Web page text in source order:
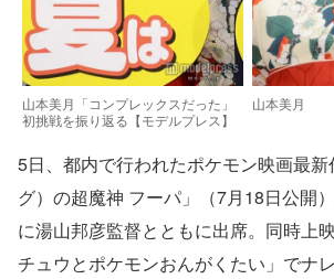
山本美月「コンプレックスだった」
初挑戦を振り返る【モデルプレス】
山本美月
5日、都内で行われたポケモン映画最
グ）の超魔神 フーパ」（7月18日公開
に湯山邦彦監督とともに出席。同時上
チュウとポケモンおんがくたい」でナ